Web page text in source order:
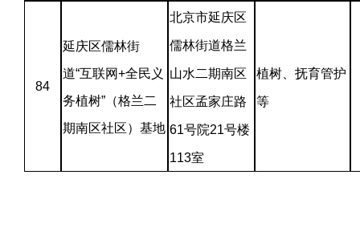
84
延庆区儒林街
道“互联网+全民义
务植树”（格兰二
期南区社区）基地
北京市延庆区
儒林街道格兰
山水二期南区
社区孟家庄路
61号院21号楼
113室
植树、抚育管护
等